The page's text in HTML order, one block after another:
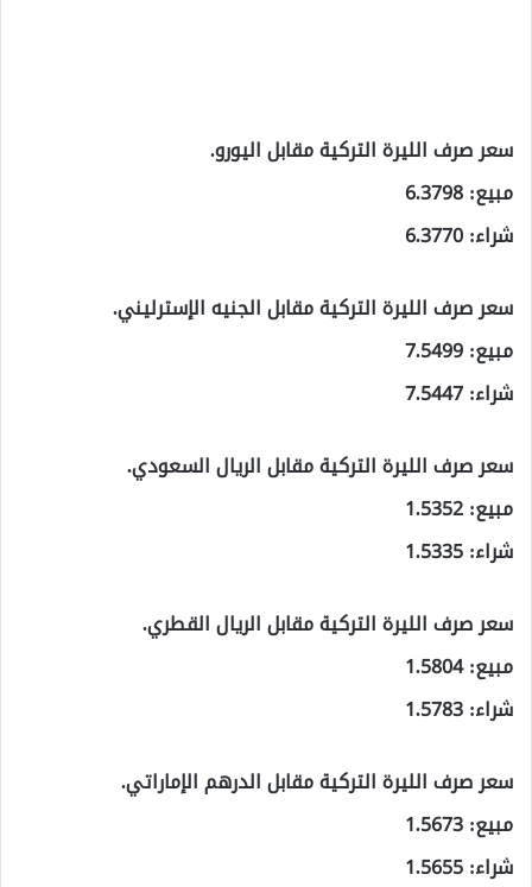
سعر صرف الليرة التركية مقابل اليورو.
مبيع: 6.3798
شراء: 6.3770
سعر صرف الليرة التركية مقابل الجنيه الإسترليني.
مبيع: 7.5499
شراء: 7.5447
سعر صرف الليرة التركية مقابل الريال السعودي.
مبيع: 1.5352
شراء: 1.5335
سعر صرف الليرة التركية مقابل الريال القطري.
مبيع: 1.5804
شراء: 1.5783
سعر صرف الليرة التركية مقابل الدرهم الإماراتي.
مبيع: 1.5673
شراء: 1.5655